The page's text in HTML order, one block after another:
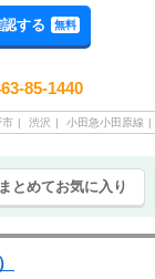
する 無料
85-1440
市 渋沢 小田急小田原線
まとめてお気に入り